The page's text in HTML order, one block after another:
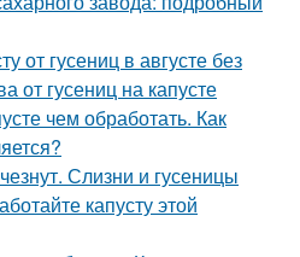
от гусениц в августе без
от гусениц на капусте
чем обработать. Как
Слизни и гусеницы
капусту этой